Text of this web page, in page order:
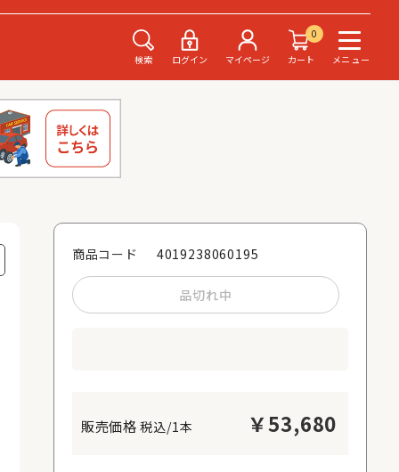
検索 ログイン マイページ
0
カート
メニュー
商品コード 4019238060195
品切れ中
税込/1本 ￥53,680